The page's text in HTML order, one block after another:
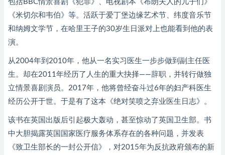
包括BBC情景喜剧《犯罪》、电视剧本《布朗夫人的儿子们》
《米切尔和韦伯》等。活跃于爱丁堡边缘艺术节、纬度音乐节
和纳姆文学节，在哈里王子的30岁生日派对上也能看到他的表
演。
从2004年到2010年，他从一名实习医生一步步做到副主任医
生。却在2011年经历了人生的重大抉择——辞职，并转行做独
立情景喜剧演员。2017年，他将曾经奋斗过6年的妇产科医生
经历公开于世。于是有了这本《绝对笑喷之弃业医生日志》。
该书在英国出版后引起极大轰动，甚至惊动了英国卫生部。书
中大胆揭露英国国家医疗服务体系存在的各种问题，并发表
《致卫生部长的一封公开信》，对2015年为反抗政府颁布的新